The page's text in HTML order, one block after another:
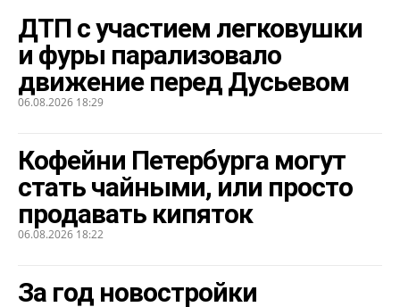
ДТП с участием легковушки
и фуры парализовало
движение перед Дусьевом
06.08.2026 18:29
Кофейни Петербурга могут
стать чайными, или просто
продавать кипяток
06.08.2026 18:22
За год новостройки